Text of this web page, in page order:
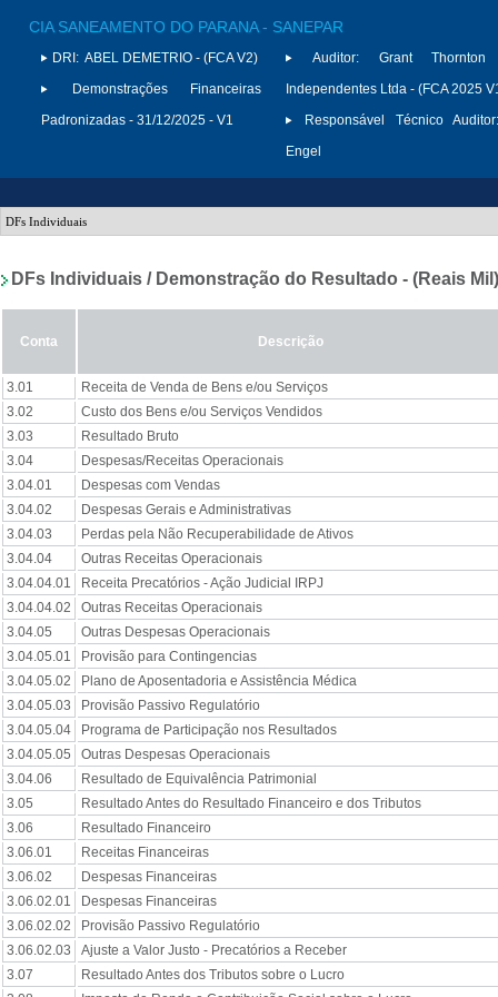
CIA SANEAMENTO DO PARANA - SANEPAR
DRI: ABEL DEMETRIO - (FCA V2)
Demonstrações Financeiras
Padronizadas - 31/12/2025 - V1
Auditor:
Grant Thornton
Independentes Ltda - (FCA 2025
Responsável Técnico
Engel